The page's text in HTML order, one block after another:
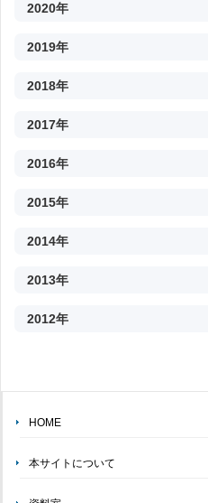
2020年
2019年
2018年
2017年
2016年
2015年
2014年
2013年
2012年
HOME
本サイトについて